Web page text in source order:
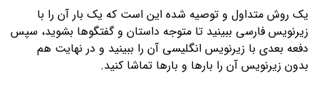
یک روش متداول و توصیه شده این است که یک بار آن را با
زیرنویس فارسی ببینید تا متوجه داستان و گفتگوها بشوید، سپس
دفعه بعدی با زیرنویس انگلیسی آن را ببینید و در نهایت هم
بدون زیرنویس آن را بارها و بارها تماشا کنید.